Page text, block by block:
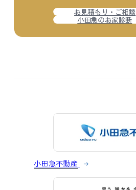
お見積もり・ご相談
小田急のお家診断
小田急不動産